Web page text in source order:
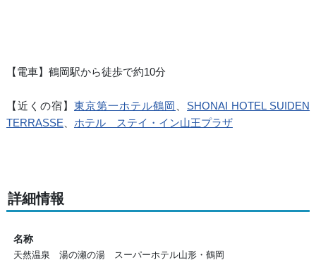
【電車】鶴岡駅から徒歩で約10分
【近くの宿】 東京第一ホテル鶴岡
SHONAI HOTEL SUIDEN
TERRASSE
ホテル ステイ・イン山王プラザ
詳細情報
名称
天然温泉 湯の瀬の湯 スーパーホテル山形・鶴岡